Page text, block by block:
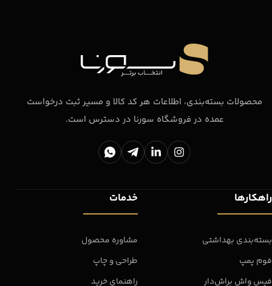
محصولات بسته‌بندی، اطلاعات هر کد کالا و مسیر ثبت درخواست
عمده در فروشگاه سورنا در دسترس است.
راهکارها
بسته‌بندی بهداشتی
فوم پمپ
فیس واش براش‌دار
خدمات
مشاوره محصول
طراحی و چاپ
راهنمای خرید